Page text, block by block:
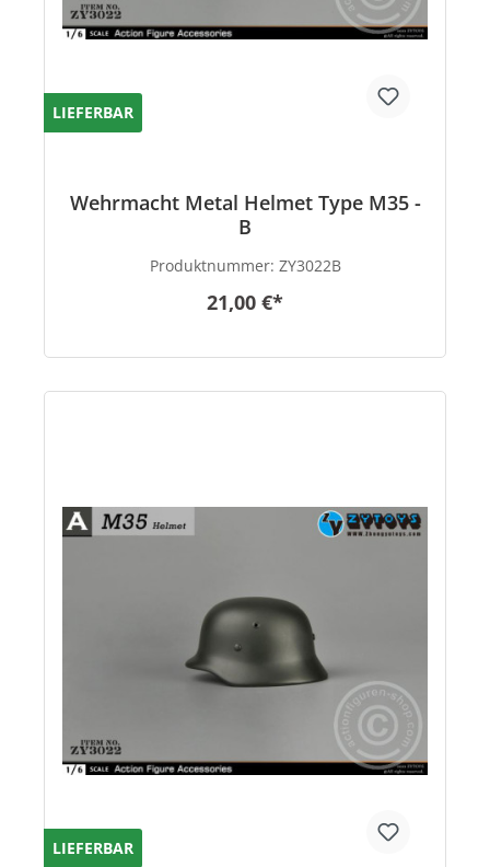
LIEFERBAR
Wehrmacht Metal Helmet Type M35 -
B
Produktnummer: ZY3022B
21,00 €*
LIEFERBAR